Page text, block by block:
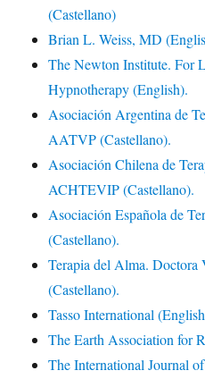
(Castellano)
Brian L. Weiss, MD
The Newton Institute. For
Hypnotherapy (English).
Asociación Argentina de
AATVP (Castellano).
Asociación Chilena de
ACHTEVIP (Castellano).
Asociación Española de
(Castellano).
Terapia del Alma. Doctora
(Castellano).
Tasso International
The Earth Association for
The International Journal